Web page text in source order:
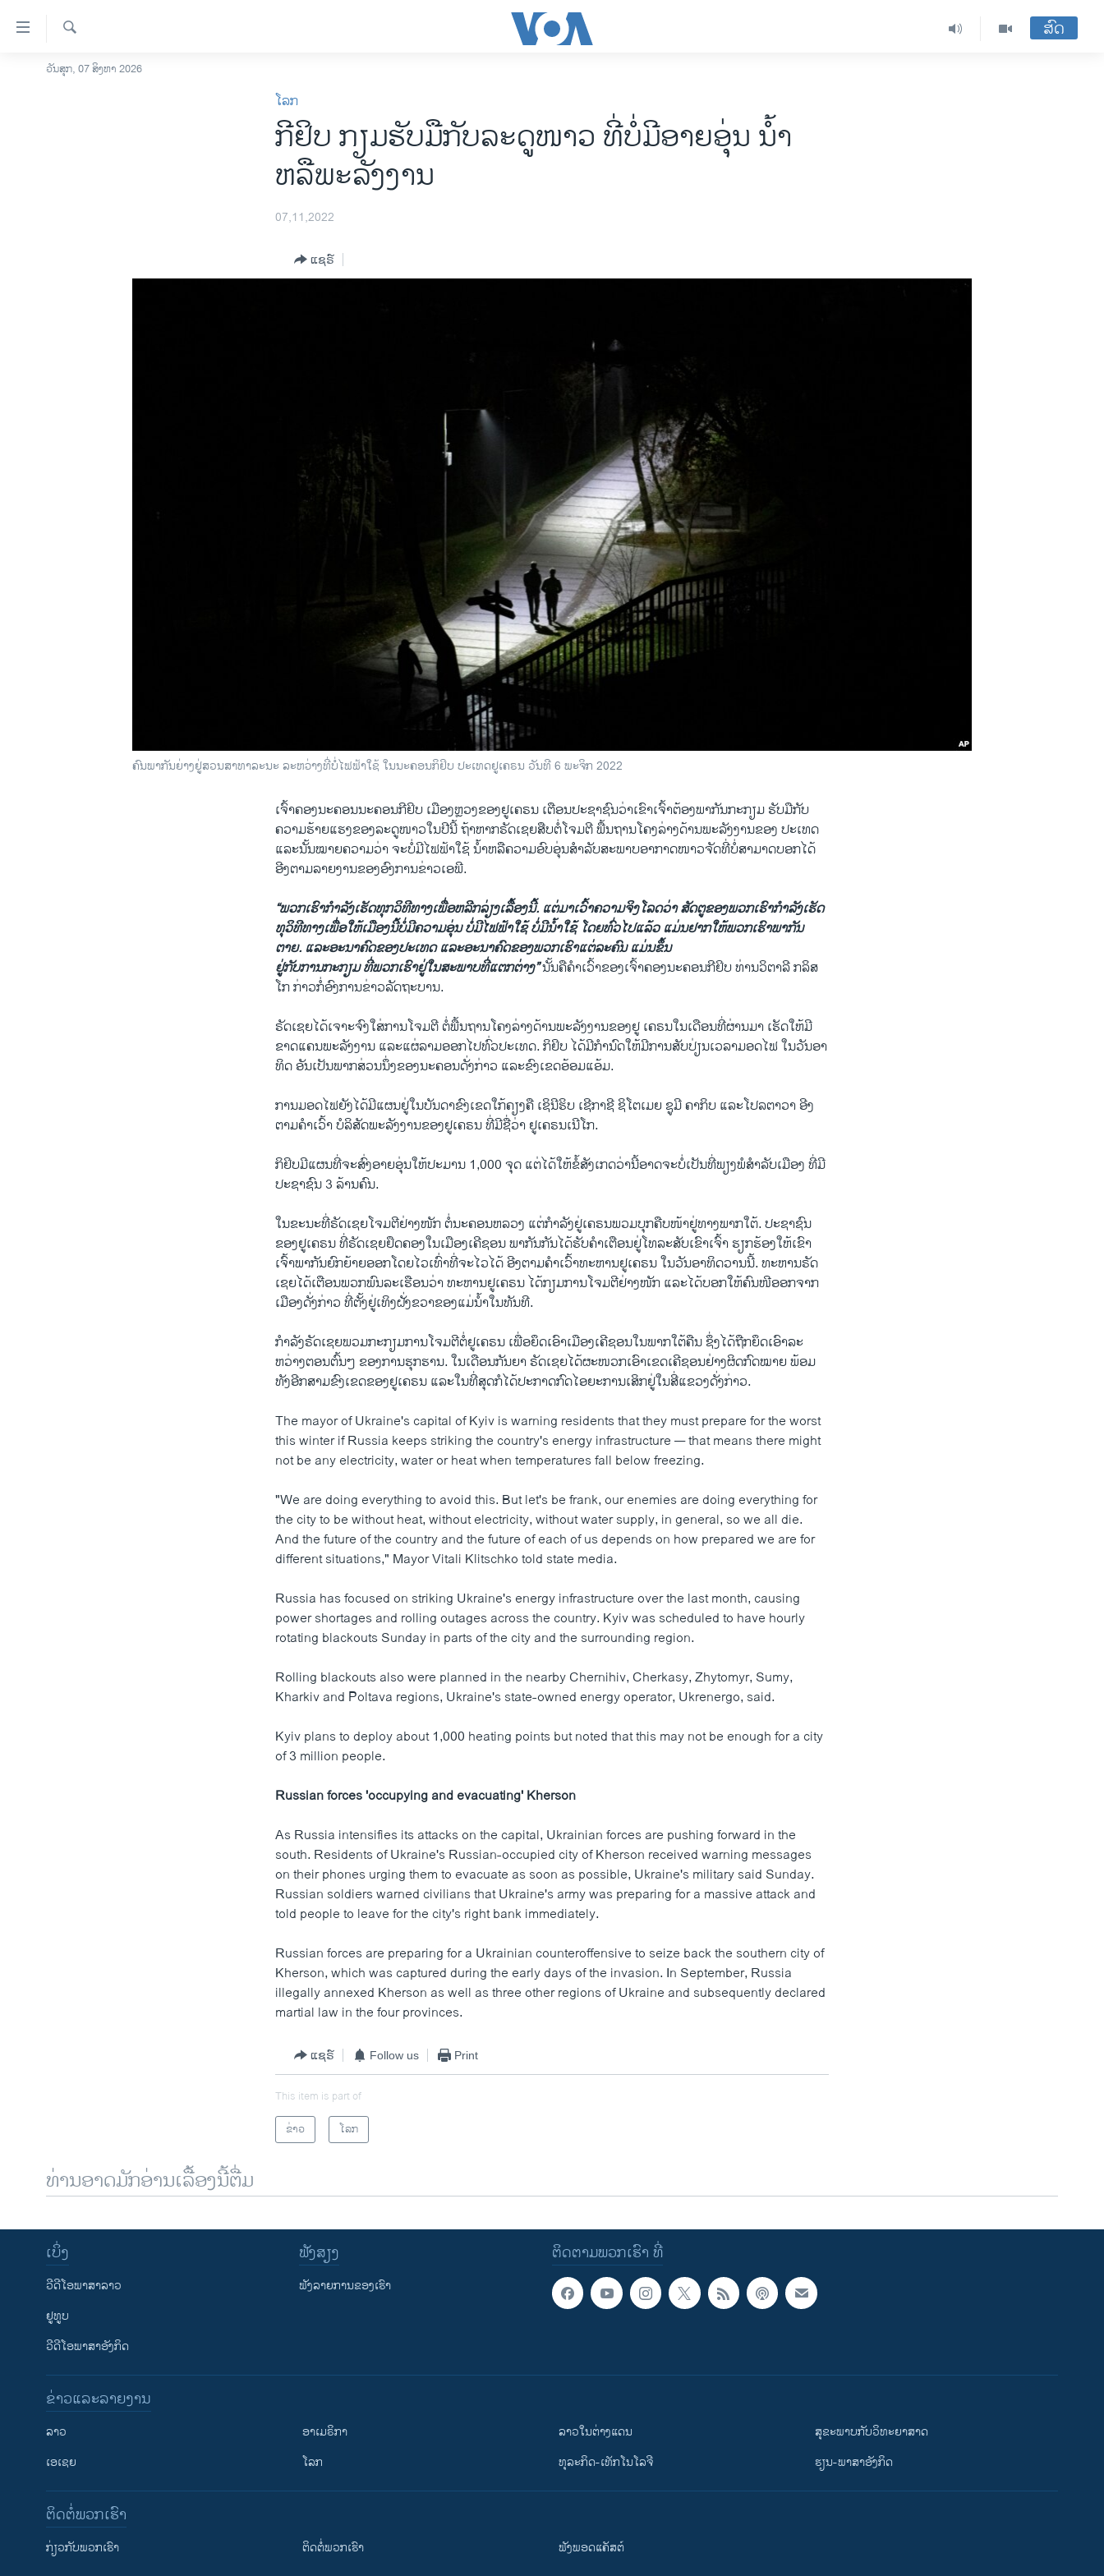
ລິ້ງ
ສຳຫລັບ
ໂຮມເພຈ
ຄົ້ນຫາ
ສົດ
ວັນສຸກ, 07 ສິງຫາ 2026
ໂລກ
ກີ​ຢິບ ກຽມຮັບ​ມື​ກັບ​​ລະ​ດູ​ໜາວ ທີ່​ບໍ່​ມີອາຍອຸ່ນ ນ້ຳ
ຫລື​ພະ​ລັງ​ງານ
07,11,2022
ແຊຣ໌
ຄົນ​ພາ​ກັນ​ຍ່າງ​ຢູ່​ສວນ​ສາ​ທາ​ລະ​ນະ ລະ​ຫວ່າງ​ທີ່​ບໍ່​ໄຟ​ຟ້າ​ໃຊ້​ ໃນ​ນ​ະ​ຄອນ​ກິ​ຢິບ ປະ​ເທດ​ຢູ​ເຄ​ຣນ ວັນ​ທີ 6 ພະ​ຈິກ 2022
ເຈົ້າຄອງ​ນະ​ຄອນນະ​ຄອນກີ​ຢິບ ​ເມືອງ​ຫຼວງ​ຂອງ​ຢູເຄ​ຣນ ເຕື​ອນ​ປະ​ຊາ​ຊົນວ່າ​ເຂົາ​ເຈົ້າ​ຕ້ອງ​ພາ​ກັນ​ກະ​ກຽມ ​ຮັບ​ມື​ກັບ​
ຄວາມ​ຮ້າຍ​ແຮງ​ຂອງ​ລະ​ດູ​ໜາວ​ໃນ​ປີ​ນີ້ ຖ້າ​ຫາກ​ຣັດ​ເຊຍ​ສືບ​ຕໍ່​ໂຈມ​ຕີ ​ພື້ນ​ຖານ​ໂຄງ​ລ່າງດ້ານ​ພະ​ລັງ​ງ​ານ​ຂອງ​ ປ​ະ​ເທດ
ແລະ​ນັ້ນ​ໝາຍ​ຄວາມ​ວ່າ ຈະ​ບໍ່​ມີ​ໄຟ​ຟ້າໃຊ້ ນ້ຳຫລື​ຄວາມ​ອົບ​ອຸ່ນສຳ​ລັບ​ສະ​ພາບອາ​ກາດ​ໜາວ​ຈັດທີ່​ບໍ່​ສາ​ມາດບອກ​ໄດ້
ອີງ​ຕາມ​ລາຍ​ງານ​ຂອງ​ອົງ​ການ​ຂ່າວ​ເອ​ພີ.
“ພວກ​ເຮົາ​ກຳ​ລັງ​ເຮັດ​ທຸກວິ​ທີ​ທາງ​ເພື່ອ​ຫລີກ​ລ່ຽງເລື້ອງ​ນີ້. ​ແຕ່​ມາ​ເວົ້າ​ຄວາມ​ຈິງ​ໂລດ​ວ່າ ສັດ​ຕູ​ຂອງ​ພວກ​ເຮົາ​ກຳ​ລັງ​ເຮັດ​
ທຸ​ວິ​ທີ​ທາງເພື່ອ​ໃຫ້ເມືອງນີ້​ບໍ່​ມີ​ຄວາມອຸ່ນ ​ບໍ່​ມີ​ໄຟ​ຟ້າ​ໃຊ້ ​ບໍ່​ມີ​ນ້ຳ​ໃຊ້ ໂດຍ​ທົ່ວ​ໄປ​ແລ້ວ ​ແມ່ນ​ຢາກ​ໃຫ້​ພວກ​ເຮົາພາ​ກັນ​
ຕາຍ. ​ແລະ​ອະ​ນາ​ຄົດ​ຂອງ​ປະ​ເທດ ແລະ​ອະ​ນາ​ຄົດ​ຂອງ​ພວກ​ເຮົາ​ແຕ່​ລະ​ຄົນ ​ແມ່ນ​ຂຶ້ນ
ຢູ່​ກັບ​ການ​ກະ​ກຽມ ທີ່​ພວກ​ເຮົາ​ຢູ່​ໃນ​ສ​ະ​ພາບ​ທີ່​ແຕກ​ຕ່າງ”ນັ້ນ​ຄື​ຄຳ​ເວົ້າ​ຂອງ​ເຈົ້າ​ຄອງ​ນະ​ຄອນ​ກີ​ຢິບ ທ່ານ​ວິ​ຕາ​ລີ ກ​ລິ​ສ​
ໂກ ກ່າວກໍ່​ອົງ​ການ​ຂ່າວ​ລັດ​ຖະ​ບານ.
ຣັດ​ເຊຍ​ໄດ້​ເຈາະ​ຈົງ​ໃສ່​ການ​ໂຈມ​ຕີ ​ຕໍ່ພື້ນ​ຖານ​ໂຄງ​ລ່າງ​ດ້ານພະ​ລັງ​ງ​ານ​ຂອງ​ຢູ ​ເຄ​ຣນໃນ​ເດືອນ​ທີ່​ຜ່ານ​ມາ ເຮັດ​ໃຫ້ມີ​
ຂາດ​ແຄນ​ພ​ະ​ລັງ​ງານ ແລະ​ແຜ່​ລາມ​ອອກ​ໄປ​ທົ່ວ​ປະ​ເທດ. ​ກິ​ຢິບ ໄດ້ມີ​ກຳ​ນົດໃຫ້​ມີ​ການ​ສັບ​ປ່ຽນ​ເວ​ລາ​ມອດ​ໄຟ​ ໃນ​ວັນ​ອາ​
ທິດ ອັນ​ເປັນ​ພາກ​ສ່ວນນຶ່ງ​ຂອງ​ນະ​ຄອນ​ດັ່ງ​ກ່າວ ແລະ​ຂົງ​ເຂດ​ອ້ອມ​ແອ້ມ.
ການມອດ​ໄຟ​ຍັງ​ໄດ້​ມີ​ແຜນ​ຢູ່​ໃນ​ບັນ​ດາ​ຂົງ​ເຂດໃກ້​ຄ​ຽງຄື ເຊິ​ນີ​ຮິບ ເຊີ​ກາ​ຊີ ຊິ​ໂຕ​ເມຍ ຊູ​ມີ ຄາ​ກິບ ແລະ​ໂປ​ລ​ຕາ​ວາ ອີງ​
ຕາມ​ຄຳ​ເວົ້າ​ ບໍ​ລິ​ສັດ​ພະ​ລັງ​ງານຂອງ​ຢູ​ເຄ​ຣນ ທີ່ມີ​ຊື່​ວ່າ ຢູ​ເຄ​ຣນ​ເນີ​ໂກ.
​ກິ​ຢິບ​ມີ​ແຜນ​ທີ່​ຈະ​ສົ່ງອາຍ​ອຸ່ນ​ໃຫ້​ປະ​ມານ 1,000 ຈຸດ ແຕ່​ໄດ້​ໃຫ້​ຂໍ້​ສັງ​ເກດ​ວ່າ​ນີ້​ອາດ​ຈະ​ບໍ່ເປັນ​ທີ່ພຽງ​ພໍ​ສຳ​ລັບເມືອງ ທີ່​ມີ
ປະ​ຊາ​ຊົນ 3 ລ້ານ​ຄົນ.
ໃນ​ຂະ​ນະ​ທີ່​ຣັດ​ເຊຍ​ໂຈມ​ຕີ​ຢ່າງ​ໜັກ ​ຕໍ່​ນະ​ຄອນ​ຫລວງ ແຕ່ກຳ​ລັງ​ຢູ່ເຄ​ຣນ​ພວມ​ບຸກ​ຄືບ​ໜ້າ​ຢູ່​ທາງ​ພາກ​ໃຕ້. ປະ​ຊາ​ຊົນ
ຂອງ​ຢູ​ເຄ​ຣນ ທີ່​ຣັດ​ເຊຍຢຶດຄອງ​ໃນ​ເມືອງ​ເຄີ​ຊອນ ພາ​ກັນ​ກັນ​ໄດ້​ຮັບ​ຄຳ​ເຕືອນ​ຢູ່​ໂທ​ລະ​ສັບ​ເຂົາ​ເຈົ້າ ຮຽກ​ຮ້ອງ​ໃຫ້​ເຂົາ​
ເຈົ້າ​ພາ​ກັນ​ຍົກ​ຍ້າຍ​ອອກ​ໂດຍ​ໄວ​ເທົ່າ​ທີ່​ຈະ​ໄວ​ໄດ້ ອີງ​ຕາມ​ຄຳ​ເວົ້າ​ທະ​ຫານຢູ​ເຄ​ຣນ ໃນ​ວັນ​ອາ​ທິດ​ວານ​ນີ້. ​ທະ​ຫານ​ຣັດ​
ເຊຍ​ໄດ້​ເຕືອນ​ພວກ​ພົນ​ລະ​ເຮືອນ​ວ່າ ທະ​ຫານ​ຢູ​ເຄ​ຣນ ໄດ້​ກຽມ​ການ​ໂ​ຈມ​ຕີ​ຢ່າ​ງ​ໜັກ ແລະ​ໄດ້​ບອກ​ໃຫ້​ຄົນ​ໜີ​ອອກ​ຈາ​ກ​
ເມືອງ​ດັ່ງ​ກ່າວ ທີ່​ຕັ້ງ​ຢູ່​ເທິງ​ຝັ່ງ​ຂວາ​ຂອງ​ແມ່​ນ້ຳ​ໃນ​ທັນ​ທີ.
ກຳ​ລັງ​ຣັດ​ເຊຍ​ພວມ​ກະ​ກຽມ​ການ​ໂຈມ​ຕີຕໍ່​ຢູ​ເຄ​ຣ​ນ ເພື່ອ​ຍຶດ​ເອົາ​ເມືອງ​ເຄີ​ຊອນ​ໃນພາກ​ໃຕ້ຄືນ​ ຊຶ່ງ​ໄດ້​ຖືກ​ຍຶດ​ເອົາ​ລະ​
ຫວ່າງຕອນ​ຕົ້ນ​ໆ ຂອງ​ການ​ຮຸກ​ຮານ. ​ໃນ​ເດືອນ​ກັນ​ຍາ ຣັດ​ເຊຍ​ໄດ້​ຜະ​ໜວກ​ເອົາ​ເຂດ​ເຄີ​ຊອນ​ຢ່າງ​ຜິດ​ກົດ​ໝາຍ ພ້ອມ​
ທັງ​ອີກ​ສາມ​ຂົງ​ເຂດ​ຂອງ​ຢູ​ເຄ​ຣນ ແລະ​ໃນ​ທີ່​ສຸດ​ກໍ​ໄດ້​ປະ​ກາດ​ກົດໄອ​ຍະ​ການ​ເສິກ​ຢູ່​ໃນ​ສີ່​ແຂວງ​ດັ່ງ​ກ່າວ.
The mayor of Ukraine's capital of Kyiv is warning residents that they must prepare for the worst
this winter if Russia keeps striking the country's energy infrastructure — that means there might
not be any electricity, water or heat when temperatures fall below freezing.
"We are doing everything to avoid this. But let's be frank, our enemies are doing everything for
the city to be without heat, without electricity, without water supply, in general, so we all die.
And the future of the country and the future of each of us depends on how prepared we are for
different situations," Mayor Vitali Klitschko told state media.
Russia has focused on striking Ukraine's energy infrastructure over the last month, causing
power shortages and rolling outages across the country. Kyiv was scheduled to have hourly
rotating blackouts Sunday in parts of the city and the surrounding region.
Rolling blackouts also were planned in the nearby Chernihiv, Cherkasy, Zhytomyr, Sumy,
Kharkiv and Poltava regions, Ukraine's state-owned energy operator, Ukrenergo, said.
Kyiv plans to deploy about 1,000 heating points but noted that this may not be enough for a city
of 3 million people.
Russian forces 'occupying and evacuating' Kherson
As Russia intensifies its attacks on the capital, Ukrainian forces are pushing forward in the
south. Residents of Ukraine's Russian-occupied city of Kherson received warning messages
on their phones urging them to evacuate as soon as possible, Ukraine's military said Sunday.
Russian soldiers warned civilians that Ukraine's army was preparing for a massive attack and
told people to leave for the city's right bank immediately.
Russian forces are preparing for a Ukrainian counteroffensive to seize back the southern city of
Kherson, which was captured during the early days of the invasion. In September, Russia
illegally annexed Kherson as well as three other regions of Ukraine and subsequently declared
martial law in the four provinces.
ແຊຣ໌ Follow us Print
This item is part of
ຂ່າວ
ໂລກ
ທ່ານອາດມັກອ່ານເລື້ອງນີ້ຕື່ມ
ຕິດຕາມພວກເຮົາ ທີ່
ເບິ່ງ
ວີດີໂອພາສາລາວ
ຢູທູບ
ວີດີໂອພາສາອັງກິດ
ຟັງສຽງ
ຟັງລາຍການຂອງເຮົາ
ຂ່າວແລະລາຍງານ
ລາວ
ເອເຊຍ
ອາເມຣິກາ
ໂລກ
ລາວໃນຕ່າງແດນ
ທຸລະກິດ-ເທັກໂນໂລຈີ
ສຸຂະພາບກັບວິທະຍາສາດ
ຮຽນ-ພາສາອັງກິດ
ຕິດຕໍ່ພວກເຮົາ
ກ່ຽວກັບພວກເຮົາ ຕິດຕໍ່ພວກເຮົາ ຟັງພອດແຄັສຕ໌